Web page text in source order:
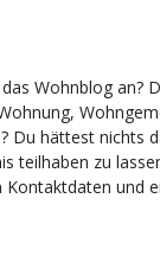
Wohnblog an?
Du hättest nichts
teilhaben zu
Kontaktdaten und